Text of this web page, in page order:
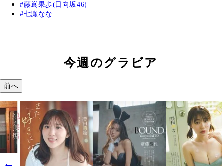
藤嶌果歩(日向坂46)
七瀬なな
今週のグラビア
前へ